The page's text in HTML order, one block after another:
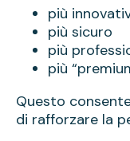
più
più sicuro
più
più
Questo
di rafforzare la